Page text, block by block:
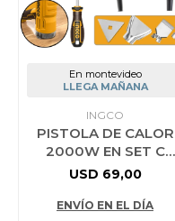
En montevideo
LLEGA MAÑANA
INGCO
PISTOLA DE CALOR
2000W EN SET C
VALIJA Y ACCESORIOS
HG2000581
USD 69,00
ENVÍO EN EL DÍA